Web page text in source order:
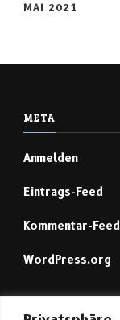
MAI 2021
META
Anmelden
Eintrags-Feed
Kommentar-Feed
WordPress.org